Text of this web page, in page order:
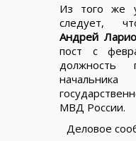
Из того же
следует,
Андрей
пост с
должность
МВД России.
Деловое